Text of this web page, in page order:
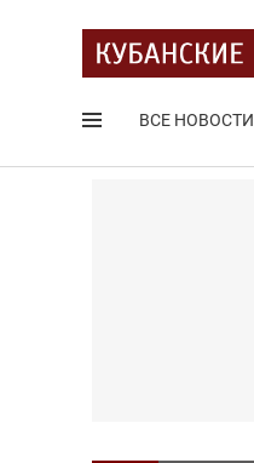
ВСЕ НОВОСТИ